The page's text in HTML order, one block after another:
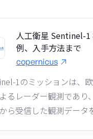
人工衛星 Sentinel-1
例、入手方法まで
copernicus
1のミッションは、
るレーダー観測であり
ら受信した観測データ